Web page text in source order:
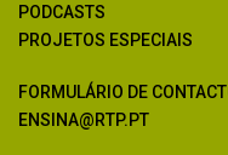
PODCASTS
PROJETOS ESPECIAIS
FORMULÁRIO DE
ENSINA@RTP.PT